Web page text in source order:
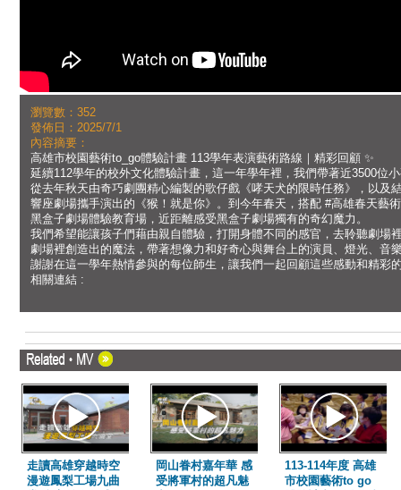
瀏覽數：352
發佈日：2025/7/1
內容摘要：
高雄市校園藝術to_go體驗計畫 113學年表演藝術路線｜精彩回顧 ✨
延續112學年的校外文化體驗計畫，這一年學年裡，我們帶著近3500位
從去年秋天由奇巧劇團精心編製的歌仔戲《哮天犬的限時任務》，以及
響座劇場攜手演出的《猴！就是你》。到今年春天，搭配 #高雄春天藝
黑盒子劇場體驗教育場，近距離感受黑盒子劇場獨有的奇幻魔力。
我們希望能讓孩子們藉由親自體驗，打開身體不同的感官，去聆聽劇場
劇場裡創造出的魔法，帶著想像力和好奇心與舞台上的演員、燈光、音
謝謝在這一學年熱情參與的每位師生，讓我們一起回顧這些感動和精彩
相關連結 :
走讀高雄穿越時空
漫遊鳳梨工場九曲
岡山眷村嘉年華 感
受將軍村的超凡魅
113-114年度 高雄
市校園藝術to go